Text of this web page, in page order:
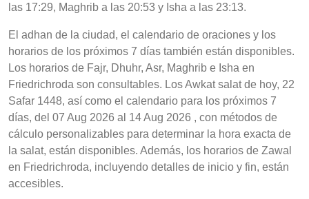
las 17:29, Maghrib a las 20:53 y Isha a las 23:13.
El adhan de la ciudad, el calendario de oraciones y los
horarios de los próximos 7 días también están disponibles.
Los horarios de Fajr, Dhuhr, Asr, Maghrib e Isha en
Friedrichroda son consultables. Los Awkat salat de hoy, 22
Safar 1448, así como el calendario para los próximos 7
días, del 07 Aug 2026 al 14 Aug 2026 , con métodos de
cálculo personalizables para determinar la hora exacta de
la salat, están disponibles. Además, los horarios de Zawal
en Friedrichroda, incluyendo detalles de inicio y fin, están
accesibles.